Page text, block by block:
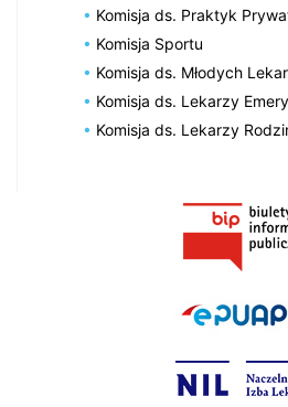
Komisja ds. Praktyk
Komisja Sportu
Komisja ds. Młodych
Komisja ds. Lekarzy
Komisja ds. Lekarzy